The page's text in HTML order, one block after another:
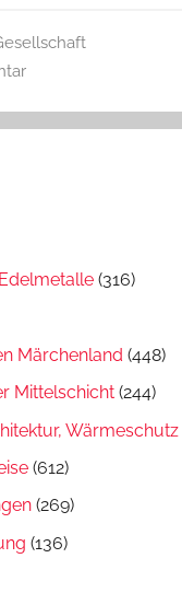
(316)
Märchenland (448)
Mittelschicht (244)
Wärmeschutz
(612)
(269)
(136)